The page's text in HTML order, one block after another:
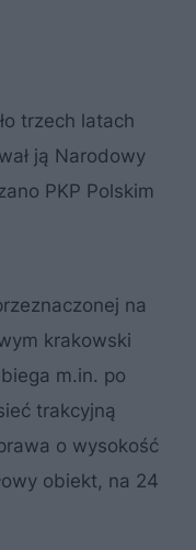
trzech latach
ją Narodowy
PKP Polskim
na
krakowski
m.in. po
trakcyjną
o wysokość
obiekt, na 24